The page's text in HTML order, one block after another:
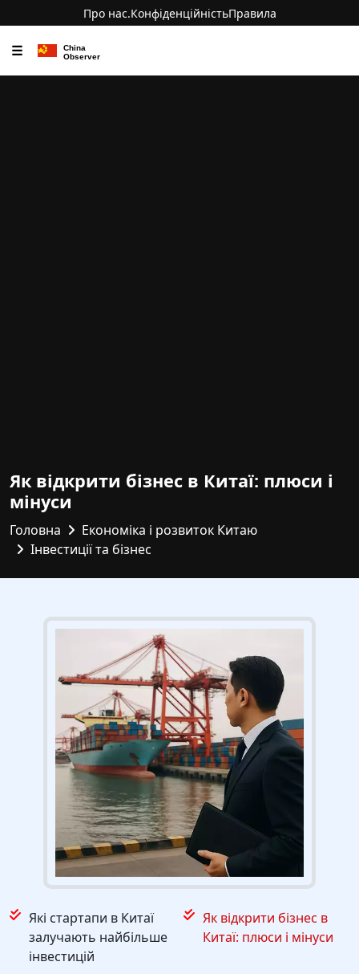
Про нас.КонфіденційністьПравила
☰
Як відкрити бізнес в Китаї: плюси і
мінуси
Головна
Економіка і розвиток Китаю
Інвестиції та бізнес
Які стартапи в Китаї
залучають найбільше
інвестицій
Як відкрити бізнес в
Китаї: плюси і мінуси